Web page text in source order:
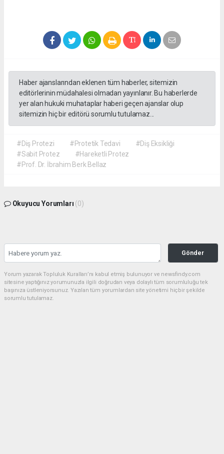
Haber ajanslarından eklenen tüm haberler, sitemizin
editörlerinin müdahalesi olmadan yayınlanır. Bu haberlerde
yer alan hukuki muhataplar haberi geçen ajanslar olup
sitemizin hiç bir editörü sorumlu tutulamaz...
#Diş Protezi #Protetik Tedavi
#Diş Eksikliği
#Sabit Protez
#Hareketli Protez
#Prof. Dr. İbrahim Berk Bellaz
Okuyucu Yorumları (0)
Gönder
Yorum yazarak Topluluk Kuralları’nı kabul etmiş bulunuyor ve newsfindy.com
sitesine yaptığınız yorumunuzla ilgili doğrudan veya dolaylı tüm sorumluluğu tek
başınıza üstleniyorsunuz. Yazılan tüm yorumlardan site yönetimi hiçbir şekilde
sorumlu tutulamaz.